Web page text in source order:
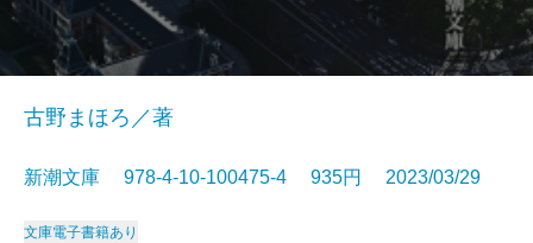
古野まほろ／著
新潮文庫 978-4-10-100475-4 935円 2023/03/29
文庫電子書籍あり